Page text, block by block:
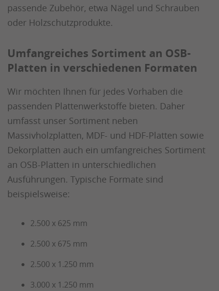
passende Zubehör, etwa Nägel und Schrauben
oder Holzschutzprodukte.
Umfangreiches Sortiment an OSB-
Platten in verschiedenen Formaten
Wir möchten Ihnen für jedes Vorhaben die
passenden Plattenwerkstoffe bieten. Daher
umfasst unser Sortiment neben
Massivholzplatten, MDF- und HDF-Platten sowie
Dekorplatten auch ein umfangreiches Sortiment
an OSB-Platten in unterschiedlichen
Ausführungen. Typische Formate sind
beispielsweise:
2.500 x 625 mm
2.500 x 675 mm
2.500 x 1.250 mm
3.000 x 1.250 mm